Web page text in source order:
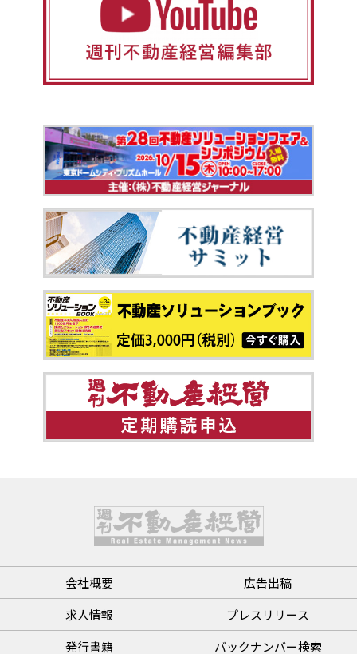
会社概要
広告出稿
求人情報
プレスリリース
発行書籍
バックナンバー検索